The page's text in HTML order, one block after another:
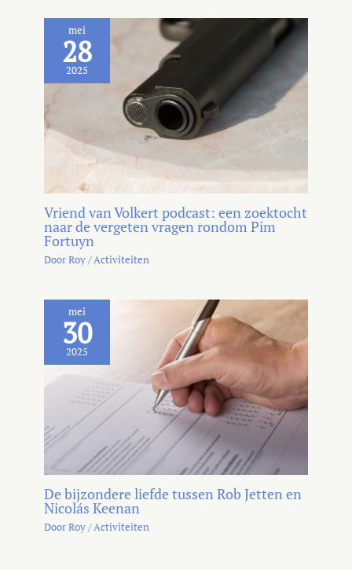
mei
28
2025
Vriend van Volkert podcast: een zoektocht
naar de vergeten vragen rondom Pim
Fortuyn
DoorRoy/Activiteiten
mei
30
2025
De bijzondere liefde tussen Rob Jetten en
Nicolás Keenan
DoorRoy/Activiteiten